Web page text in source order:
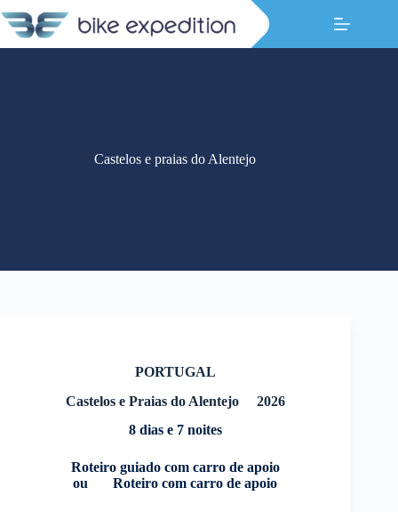
para
Castelos e praias do Alentejo
PORTUGAL
Castelos e Praias do Alentejo 2026
8 dias e 7 noites
Roteiro guiado com carro de apoio
ou Roteiro com carro de apoio